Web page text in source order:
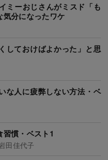
ミーおじさんがミスド「も
気分になったワケ
しておけばよかった」と思
な人に疲弊しない方法・ベ
習慣・ベスト1
田佳代子